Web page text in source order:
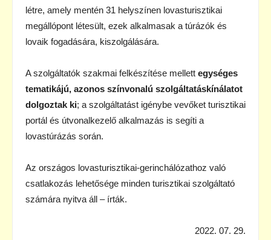
létre, amely mentén 31 helyszínen lovasturisztikai
megállópont létesült, ezek alkalmasak a túrázók és
lovaik fogadására, kiszolgálására.
A szolgáltatók szakmai felkészítése mellett egységes
tematikájú, azonos színvonalú szolgáltatáskínálatot
dolgoztak ki; a szolgáltatást igénybe vevőket turisztikai
portál és útvonalkezelő alkalmazás is segíti a
lovastúrázás során.
Az országos lovasturisztikai-gerinchálózathoz való
csatlakozás lehetősége minden turisztikai szolgáltató
számára nyitva áll – írták.
2022. 07. 29.